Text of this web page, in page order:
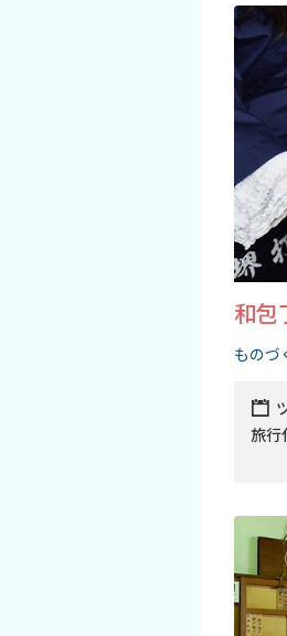
和包
ものづ
旅行